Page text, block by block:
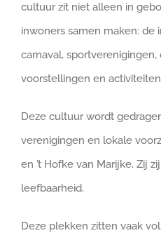
cultuur zit niet alleen in
inwoners samen maken: de
carnaval,
voorstellingen en
Deze cultuur wordt
verenigingen en lokale
en ’t Hofke van Marijke. Zij
leefbaarheid.
Deze plekken zitten vaak